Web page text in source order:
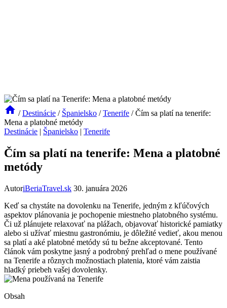
/ Destinácie / Španielsko / Tenerife / Čím sa platí na tenerife:
Mena a platobné metódy
Destinácie | Španielsko | Tenerife
Čím sa platí na tenerife: Mena a platobné
metódy
AutoriBeriaTravel.sk 30. januára 2026
Keď sa chystáte na dovolenku na Tenerife, jedným z kľúčových
aspektov plánovania je pochopenie miestneho platobného systému.
Či už plánujete relaxovať na plážach, objavovať historické pamiatky
alebo si užívať miestnu gastronómiu, je dôležité vedieť, akou menou
sa platí a aké platobné metódy sú tu bežne akceptované. Tento
článok vám poskytne jasný a podrobný prehľad o mene používané
na Tenerife a rôznych možnostiach platenia, ktoré vám zaistia
hladký priebeh vašej dovolenky.
Obsah